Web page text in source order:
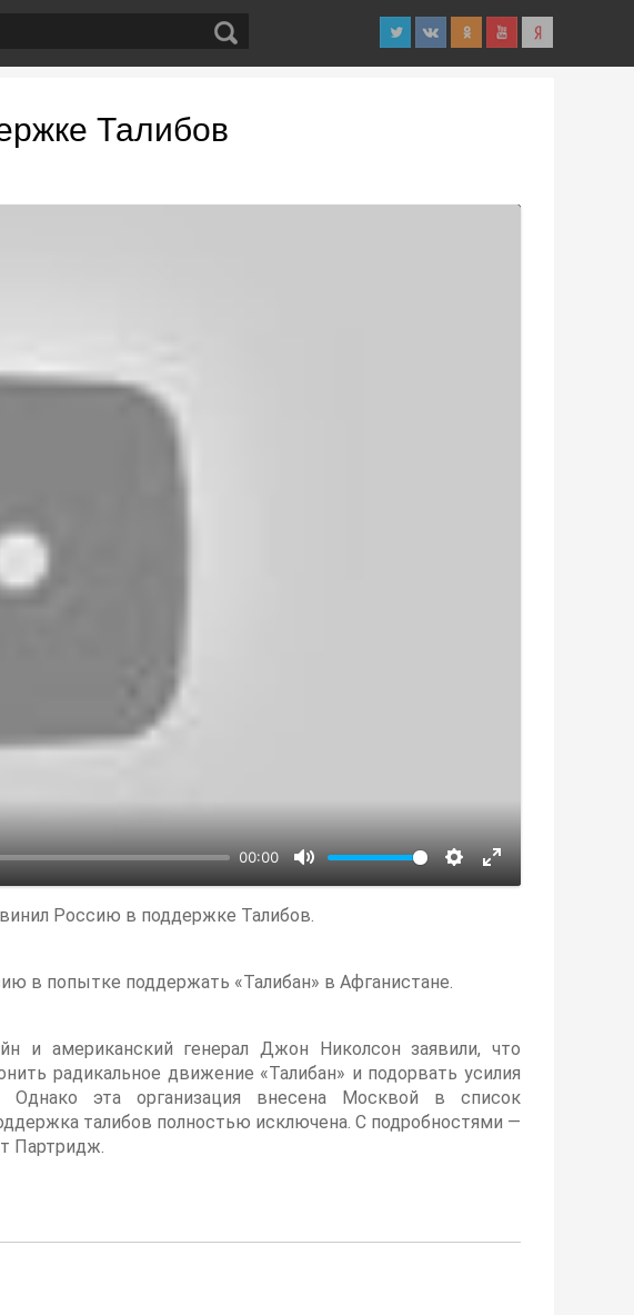
Талибов
00:00
Россию в поддержке Талибов.
в попытке поддержать «Талибан» в Афганистане.
и американский генерал Джон Николсон заявили, что
радикальное движение «Талибан» и подорвать усилия
эта организация внесена Москвой в список
талибов полностью исключена. С подробностями —
Партридж.